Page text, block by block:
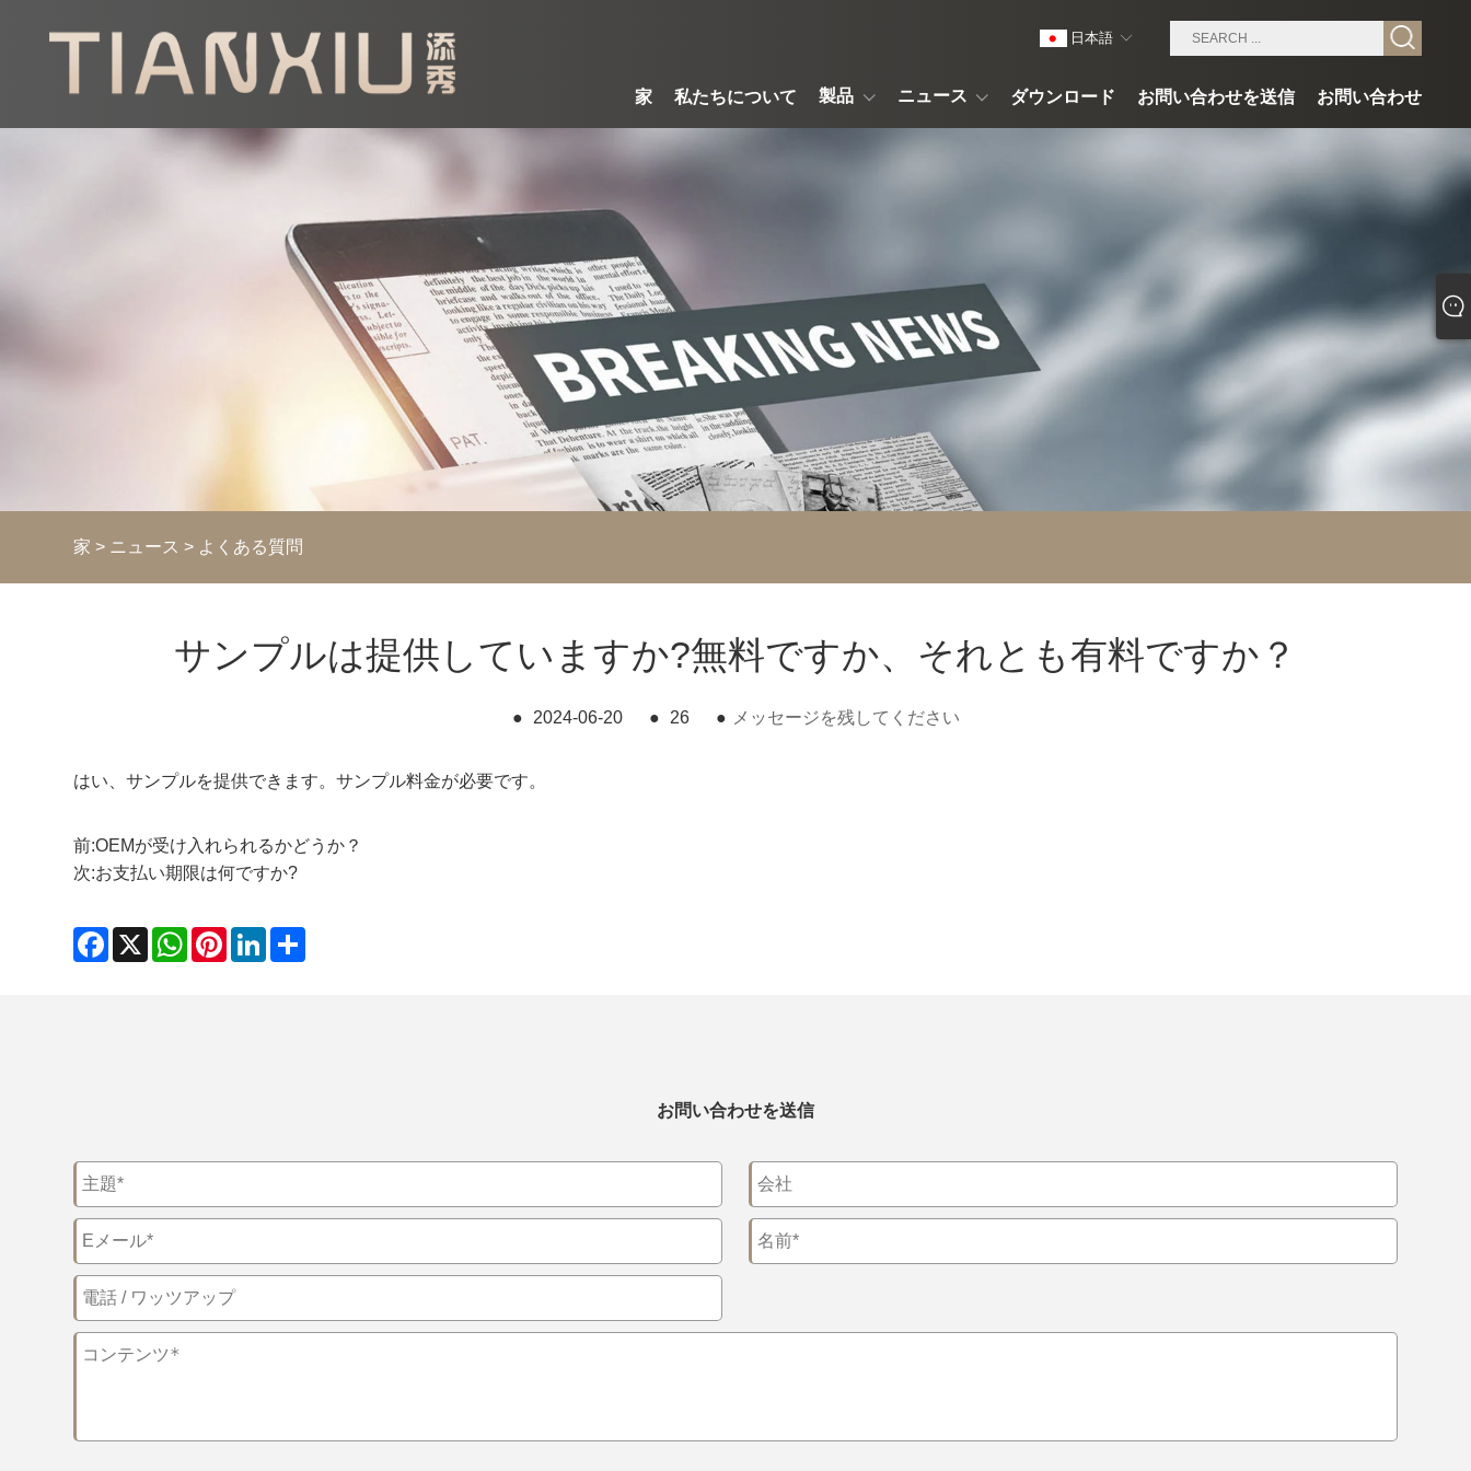
家 私たちについて 製品 ニュース ダウンロード お問い合わせを送信 お問い合わせ
日本語
家 > ニュース > よくある質問
サンプルは提供していますか?無料ですか、それとも有料ですか？
● 2024-06-20 ● 26 ● メッセージを残してください
はい、サンプルを提供できます。サンプル料金が必要です。
前:OEMが受け入れられるかどうか？
次:お支払い期限は何ですか?
Facebook
X WhatsApp
PinterestLinkedIn
お問い合わせを送信